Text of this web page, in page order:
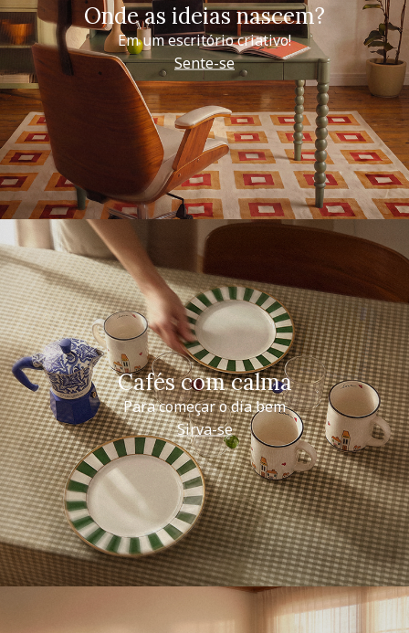
Onde as ideias nascem?
Em um escritório criativo!
Sente-se
Cafés com calma
Para começar o dia bem
Sirva-se